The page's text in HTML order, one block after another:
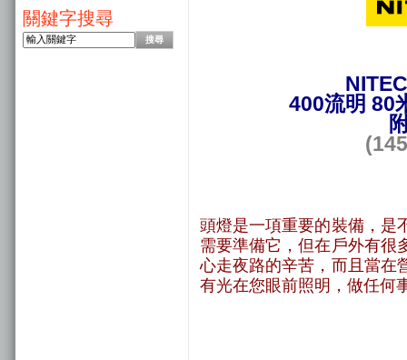
關鍵字搜尋
400流明 80
頭燈是一項重要的裝備，是
需要準備它，但在戶外有很
心走夜路的辛苦，而且當在
有光在您眼前照明，做任何